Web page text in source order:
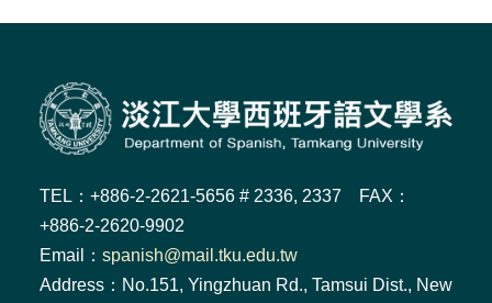
TEL：+886-2-2621-5656 # 2336, 2337 FAX：
+886-2-2620-9902
Email： spanish@mail.tku.edu.tw
Address：No.151, Yingzhuan Rd., Tamsui Dist., New